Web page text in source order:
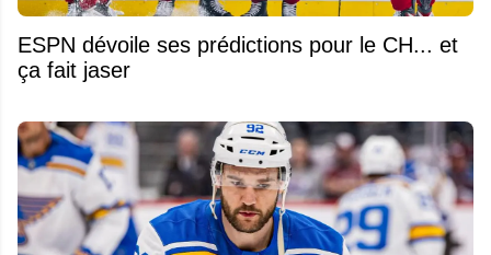
ESPN dévoile ses prédictions pour le CH... et
ça fait jaser